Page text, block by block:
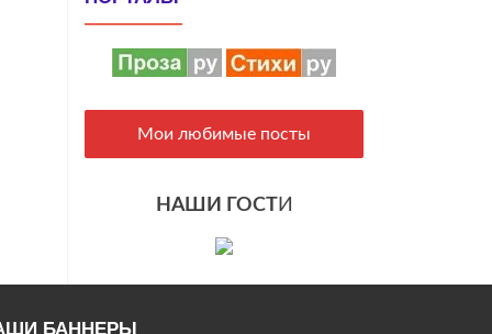
Мои любимые посты
НАШИ ГОСТИ
БАННЕРЫ